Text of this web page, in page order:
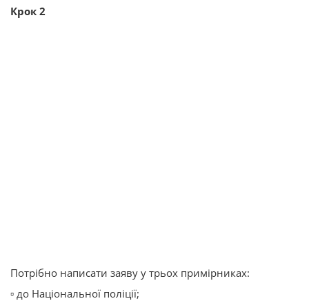
Крок 2️
Потрібно написати заяву у трьох примірниках:
▫️ до Національної поліції;